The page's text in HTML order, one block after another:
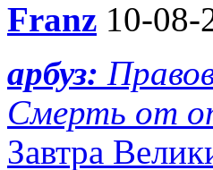
Franz 10-08-
арбуз:
Смерть от
Завтра